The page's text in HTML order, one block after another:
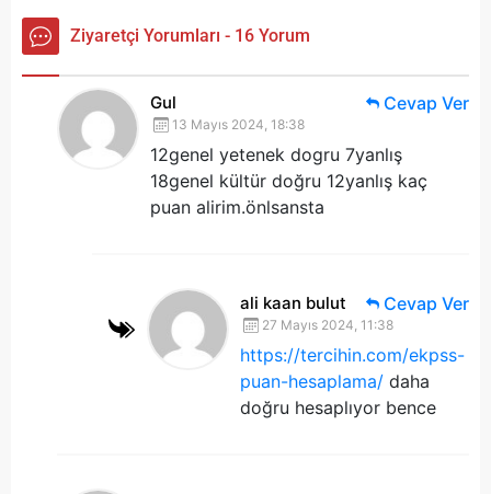
Ziyaretçi Yorumları - 16 Yorum
Gul
13 Mayıs 2024, 18:38
12genel yetenek dogru 7yanlış
18genel kültür doğru 12yanlış kaç
puan alirim.önlsansta
Cevap Ver
ali kaan bulut
27 Mayıs 2024, 11:38
https://tercihin.com/ekpss-
puan-hesaplama/ daha
doğru hesaplıyor bence
Cevap Ver